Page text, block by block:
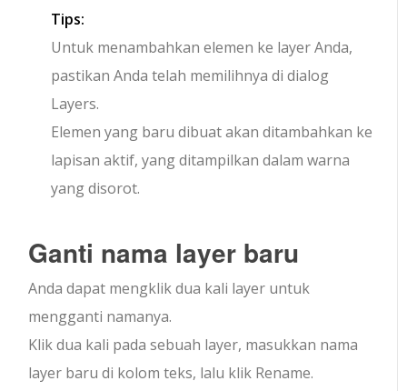
Tips:
Untuk menambahkan elemen ke layer Anda,
pastikan Anda telah memilihnya di dialog
Layers.
Elemen yang baru dibuat akan ditambahkan ke
lapisan aktif, yang ditampilkan dalam warna
yang disorot.
Ganti nama layer baru
Anda dapat mengklik dua kali layer untuk
mengganti namanya.
Klik dua kali pada sebuah layer, masukkan nama
layer baru di kolom teks, lalu klik Rename.